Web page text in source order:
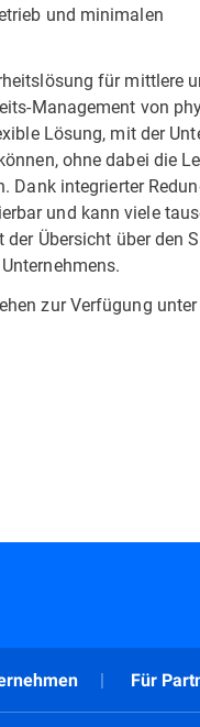
und minimalen
für mittlere
Management von
Lösung, mit der
ohne dabei die
Dank integrierter
und kann viele
Übersicht über den
zur Verfügung unter
Für